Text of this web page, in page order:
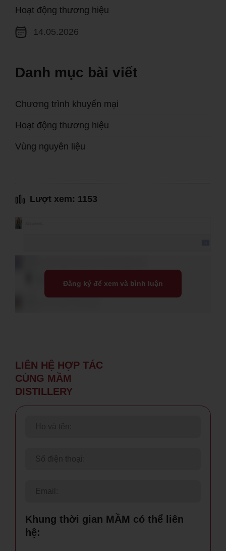
Hoạt động thương hiệu
14.05.2026
Danh mục bài viết
Chương trình khuyến mại
Hoạt động thương hiệu
Vùng nguyên liệu
Lượt xem: 1153
Đăng ký để xem và bình luận
LIÊN HỆ HỢP TÁC
CÙNG MẦM
DISTILLERY
Khung thời gian MẦM có thể liên
hệ: